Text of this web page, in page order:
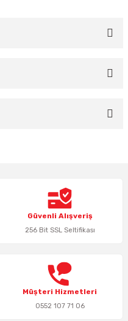
siz yapın!
Güvenli Alışveriş
256 Bit SSL Seltifikası
Müşteri Hizmetleri
0552 107 71 06